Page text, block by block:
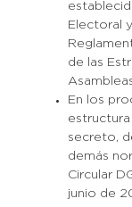
Electoral
de las
En los
secreto,
demás
Circular
junio de